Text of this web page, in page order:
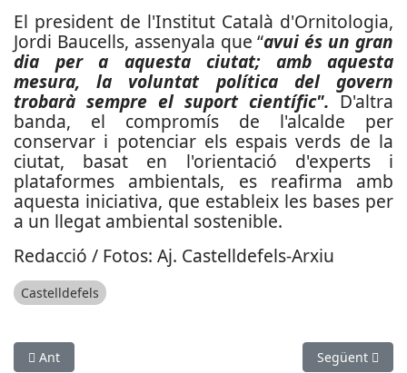
El president de l'Institut Català d'Ornitologia,
Jordi Baucells, assenyala que “avui és un gran
dia per a aquesta ciutat; amb aquesta
mesura, la voluntat política del govern
trobarà sempre el suport científic". D'altra
banda, el compromís de l'alcalde per
conservar i potenciar els espais verds de la
ciutat, basat en l'orientació d'experts i
plataformes ambientals, es reafirma amb
aquesta iniciativa, que estableix les bases per
a un llegat ambiental sostenible.
Redacció / Fotos: Aj. Castelldefels-Arxiu
Castelldefels
Article anterior: Nou mandat del consorci del Parc Natural de
Ant Article
Següent